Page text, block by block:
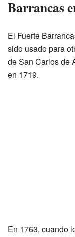
Barrancas
El Fuerte
sido usado para
de San Carlos de
en 1719.
En 1763, cuando